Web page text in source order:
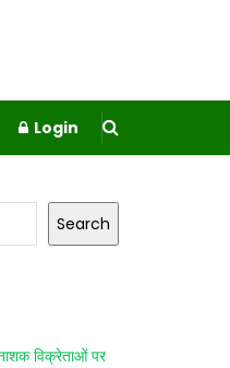
Login
Search
विक्रेताओं पर